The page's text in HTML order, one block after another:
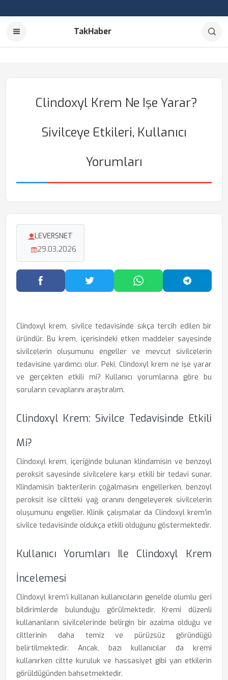
TakHaber
Clindoxyl Krem Ne Işe Yarar?
Sivilceye Etkileri, Kullanıcı
Yorumları
LEVERSNET
29.03.2026
Facebook'ta PaylaşTwitter'da PaylaşWhatsApp'ta Paylaş
Clindoxyl krem, sivilce tedavisinde sıkça tercih edilen bir
üründür. Bu krem, içerisindeki etken maddeler sayesinde
sivilcelerin oluşumunu engeller ve mevcut sivilcelerin
tedavisine yardımcı olur. Peki, Clindoxyl krem ne işe yarar
ve gerçekten etkili mi? Kullanıcı yorumlarına göre bu
soruların cevaplarını araştıralım.
Clindoxyl Krem: Sivilce Tedavisinde Etkili
Mi?
Clindoxyl krem, içeriğinde bulunan klindamisin ve benzoyl
peroksit sayesinde sivilcelere karşı etkili bir tedavi sunar.
Klindamisin bakterilerin çoğalmasını engellerken, benzoyl
peroksit ise ciltteki yağ oranını dengeleyerek sivilcelerin
oluşumunu engeller. Klinik çalışmalar da Clindoxyl krem’in
sivilce tedavisinde oldukça etkili olduğunu göstermektedir.
Kullanıcı Yorumları Ile Clindoxyl Krem
İncelemesi
Clindoxyl krem’i kullanan kullanıcıların genelde olumlu geri
bildirimlerde bulunduğu görülmektedir. Kremi düzenli
kullananların sivilcelerinde belirgin bir azalma olduğu ve
ciltlerinin daha temiz ve pürüzsüz göründüğü
belirtilmektedir. Ancak, bazı kullanıcılar da kremi
kullanırken ciltte kuruluk ve hassasiyet gibi yan etkilerin
görüldüğünden bahsetmektedir.